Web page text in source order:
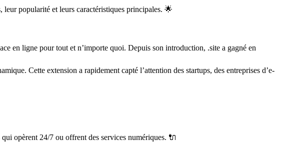
popularité et leurs caractéristiques principales. 🌟
en ligne pour tout et n’importe quoi. Depuis son introduction, .site a gagné en
Cette extension a rapidement capté l’attention des startups, des entreprises d’e-
opèrent 24/7 ou offrent des services numériques. 🔌